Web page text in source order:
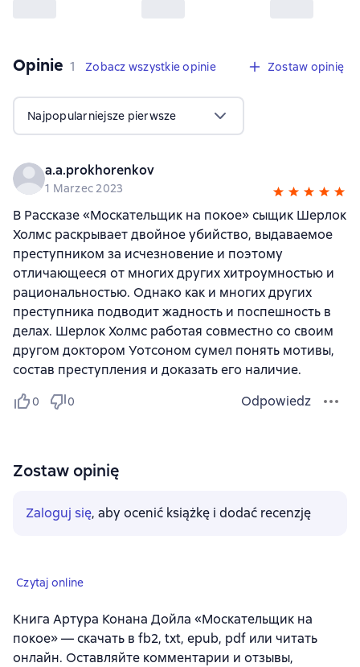
Opinie 1 opinia
1 Zobacz wszystkie opinie Zostaw opinię
Najpopularniejsze pierwsze
a.a.prokhorenkov
1 Marzec 2023
В Рассказе «Москательщик на покое» сыщик Шерлок
Холмс раскрывает двойное убийство, выдаваемое
преступником за исчезновение и поэтому
отличающееся от многих других хитроумностью и
рациональностью. Однако как и многих других
преступника подводит жадность и поспешность в
делах. Шерлок Холмс работая совместно со своим
другом доктором Уотсоном сумел понять мотивы,
состав преступления и доказать его наличие.
0 0 Odpowiedz
Zostaw opinię
Zaloguj się, aby ocenić książkę i dodać recenzję
Czytaj online
Книга Артура Конана Дойла «Москательщик на
покое» — скачать в fb2, txt, epub, pdf или читать
онлайн. Оставляйте комментарии и отзывы,